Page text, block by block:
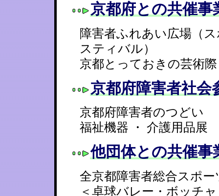
京都府との共催事
障害者ふれあい広場（
スティバル）
京都とっておきの芸術際
京都府障害者社会
京都府障害者のつどい
福祉機器 ・ 介護用品展
他団体との共催事
全京都障害者総合スポー
＜卓球バレー・ボッチ